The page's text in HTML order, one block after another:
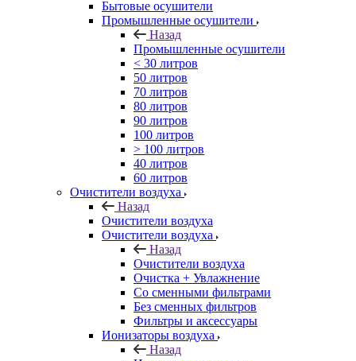
Бытовые осушители
Промышленные осушители
Назад
Промышленные осушители
< 30 литров
50 литров
70 литров
80 литров
90 литров
100 литров
> 100 литров
40 литров
60 литров
Очистители воздуха
Назад
Очистители воздуха
Очистители воздуха
Назад
Очистители воздуха
Очистка + Увлажнение
Cо сменными фильтрами
Без сменных фильтров
Фильтры и аксессуары
Ионизаторы воздуха
Назад